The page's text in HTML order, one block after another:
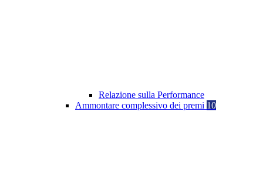
Relazione sulla Performance
Ammontare complessivo dei premi 10